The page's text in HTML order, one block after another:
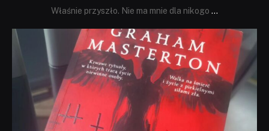
Właśnie przyszło. Nie ma mnie dla nikogo ...
dobryhorror
Sie 23